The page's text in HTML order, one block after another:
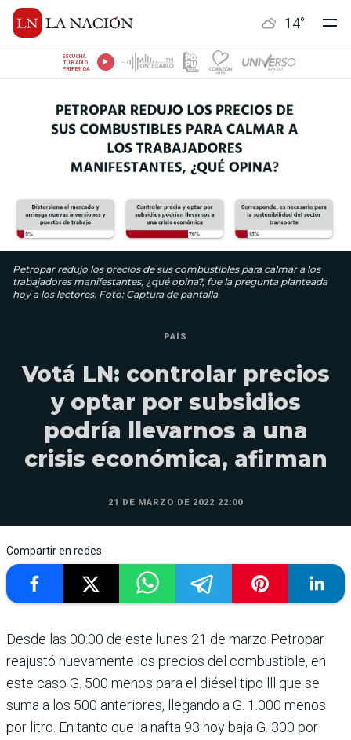
14°
ESCUCHÁ
TU RADIO
PREFERIDA
Petropar redujo los precios de sus combustibles para calmar a los
trabajadores manifestantes, ¿qué opina?, fue la pregunta planteada
hoy a los lectores. Foto: Captura de pantalla.
PAÍS
Votá LN: controlar precios
y optar por subsidios
podría llevarnos a una
crisis económica, afirman
21 DE MARZO DE 2022 22:00
Compartir en redes
Desde las 00:00 de este lunes 21 de marzo Petropar
reajustó nuevamente los precios del combustible, en
este caso G. 500 menos para el diésel tipo lll que se
suma a los 500 anteriores, llegando a G. 1.000 menos
por litro. En tanto que la nafta 93 hoy baja G. 300 por